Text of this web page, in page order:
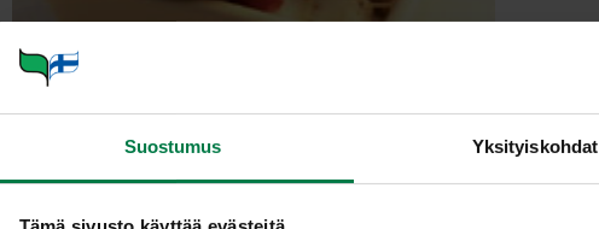
Suostumus Yksityiskohdat